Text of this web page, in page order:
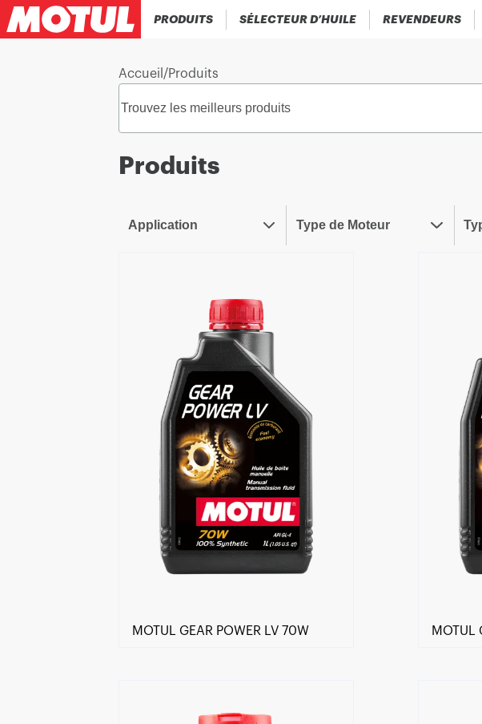
PRODUITS SÉLECTEUR D’HUILE REVENDEURS
Accueil /Produits
Produits
Application Type de Moteur
MOTUL GEAR POWER LV 70W MOTUL